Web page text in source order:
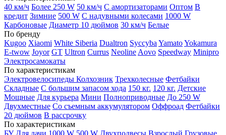
40 км/ч Более 250 W 50 км/ч С амортизаторами Оптом В
кредит Зимние 500 W С надувными колесами 1000 W
Карбоновые Диаметр 10 дюймов 30 км/ч Белые
По бренду
Kugoo Xiaomi White Siberia Dualtron Syccyba YamatoYokamura
E-twow Joyor GT Ultron Currus Neoline Aovo Speedway Minipro
Электросамокаты
По характеристикам
Электровелосипеды Колхозник Трехколесные Фетбайки
Складные С большим запасом хода 150 кг. 120 кг. Детские
Мощные Для курьера Мини Полноприводные До 250 W
Двухместные Со съемным аккумулятором Оффроад Фетбайки
20 дюймов В рассрочку
По характеристикам
БУ Для дачи 1000 W 500 W Двухподвесы Взрослый Грузовые